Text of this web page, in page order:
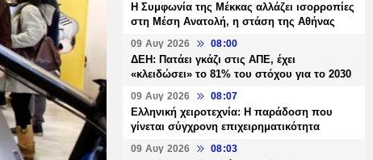
Η Συμφωνία της Μέκκας αλλάζει ισορροπίες
στη Μέση Ανατολή, η στάση της Αθήνας
09 Αυγ 2026 08:00
ΔΕΗ: Πατάει γκάζι στις ΑΠΕ, έχει
«κλειδώσει» το 81% του στόχου για το 2030
09 Αυγ 2026 08:07
Ελληνική χειροτεχνία: Η παράδοση που
γίνεται σύγχρονη επιχειρηματικότητα
09 Αυγ 2026 08:03